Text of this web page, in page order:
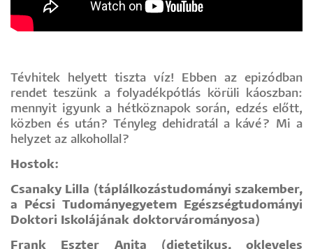
Tévhitek helyett tiszta víz! Ebben az epizódban
rendet teszünk a folyadékpótlás körüli káoszban:
mennyit igyunk a hétköznapok során, edzés előtt,
közben és után? Tényleg dehidratál a kávé? Mi a
helyzet az alkohollal?
Hostok:
Csanaky Lilla (táplálkozástudományi szakember,
a Pécsi Tudományegyetem Egészségtudományi
Doktori Iskolájának doktorvárományosa)
Frank Eszter Anita (dietetikus, okleveles